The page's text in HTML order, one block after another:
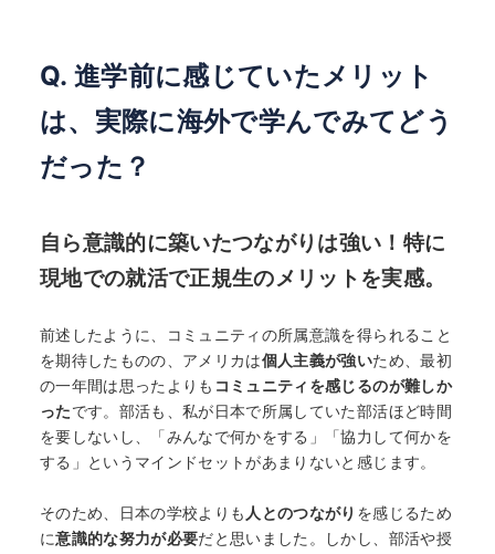
Q. 進学前に感じていたメリット
は、実際に海外で学んでみてどう
だった？
自ら意識的に築いたつながりは強い！特に
現地での就活で正規生のメリットを実感。
前述したように、コミュニティの所属意識を得られること
を期待したものの、アメリカは個人主義が強いため、最初
の一年間は思ったよりも コミュニティを感じるのが難しか
ったです。部活も、私が日本で所属していた部活ほど時間
を要しないし、「みんなで何かをする」「協力して何かを
する」というマインドセットがあまりないと感じます。
そのため、日本の学校よりも 人とのつながり を感じるため
に意識的な努力が必要だと思いました。しかし、部活や授